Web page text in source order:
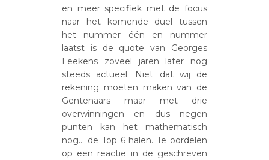
en meer specifiek met de focus
naar het komende duel tussen
het nummer één en nummer
laatst is de quote van Georges
Leekens zoveel jaren later nog
steeds actueel. Niet dat wij de
rekening moeten maken van de
Gentenaars maar met drie
overwinningen en dus negen
punten kan het mathematisch
nog… de Top 6 halen. Te oordelen
op een reactie in de geschreven